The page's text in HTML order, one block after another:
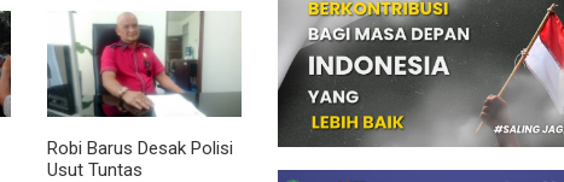
Robi Barus Desak Polisi
Usut Tuntas